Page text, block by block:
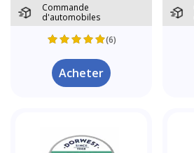
Commande
d'automobiles
(6)
Acheter